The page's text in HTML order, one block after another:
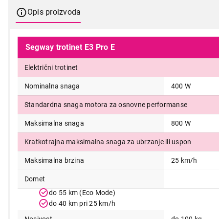
Opis proizvoda
Segway trotinet E3 Pro E
Električni trotinet
Nominalna snaga 400 W
Standardna snaga motora za osnovne performanse
Maksimalna snaga 800 W
Kratkotrajna maksimalna snaga za ubrzanje ili uspon
Maksimalna brzina 25 km/h
Domet
do 55 km (Eco Mode)
do 40 km pri 25 km/h